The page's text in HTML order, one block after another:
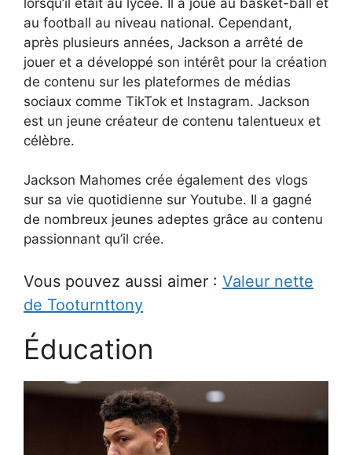
au football au niveau national. Cependant,
après plusieurs années, Jackson a arrêté de
jouer et a développé son intérêt pour la création
de contenu sur les plateformes de médias
sociaux comme TikTok et Instagram. Jackson
est un jeune créateur de contenu talentueux et
célèbre.
Jackson Mahomes crée également des vlogs
sur sa vie quotidienne sur Youtube. Il a gagné
de nombreux jeunes adeptes grâce au contenu
passionnant qu’il crée.
Vous pouvez aussi aimer : Valeur nette
de Tooturnttony
Éducation